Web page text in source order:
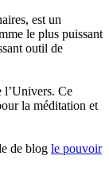
est un
le plus puissant
outil de
l’Univers. Ce
la méditation et
de blog le pouvoir